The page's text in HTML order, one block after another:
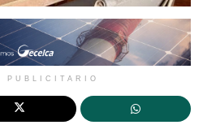
PUBLICITARIO